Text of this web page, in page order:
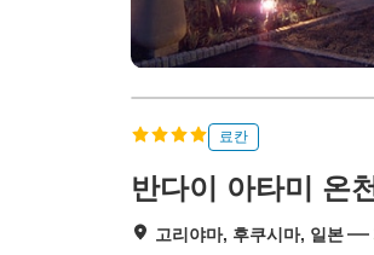
료칸
반다이 아타미 온
고리야마, 후쿠시마, 일본